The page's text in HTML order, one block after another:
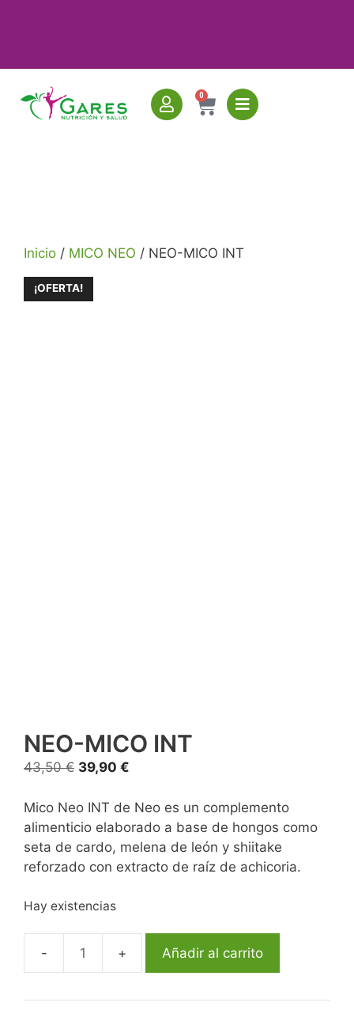
0
Inicio / MICO NEO / NEO-MICO INT
¡OFERTA!
NEO-MICO INT
43,50€ 39,90 €
Mico Neo INT de Neo es un complemento
alimenticio elaborado a base de hongos como
seta de cardo, melena de león y shiitake
reforzado con extracto de raíz de achicoria.
Hay existencias
Añadir al carrito